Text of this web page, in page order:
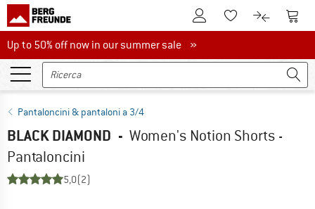
Al conto clienteAlla lista
Al Al
Up to 50% off now in our summer sale
Up to 50% off now in our summer sale »
Pantaloncini & pantaloni a 3/4
BLACK DIAMOND - Women's Notion Shorts -
Pantaloncini
5,0(2)